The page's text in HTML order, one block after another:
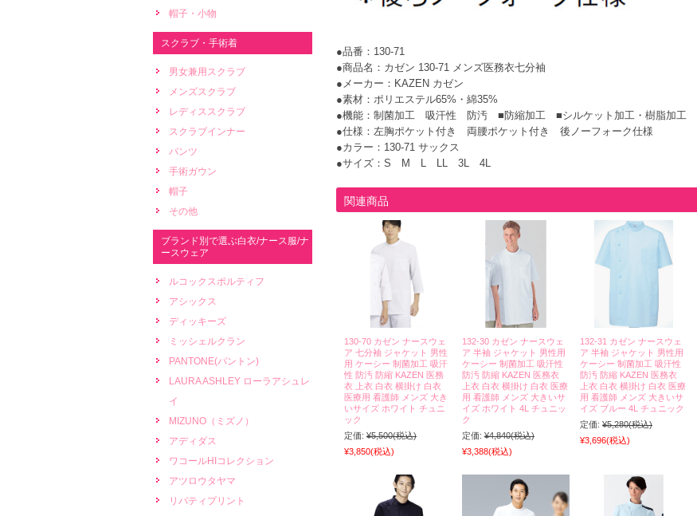
●品番：130-71
●商品名：カゼン 130-71 メンズ医務衣七分袖
●メーカー：KAZEN カゼン
●素材：ポリエステル65%・綿35%
●機能：制菌加工 吸汗性 防汚 ■防縮加工 ■シルケット加工・樹脂加工
●仕様：左胸ポケット付き 両腰ポケット付き 後ノーフォーク仕様
●カラー：130-71 サックス
●サイズ：S M L LL 3L 4L
関連商品
130-70 カゼン ナースウェ
ア 七分袖 ジャケット 男性
用 ケーシー 制菌加工 吸汗
性 防汚 防縮 KAZEN 医務
衣 上衣 白衣 横掛け 白衣
医療用 看護師 メンズ 大き
いサイズ ホワイト チュニ
ック
定価: ¥5,500(税込)
¥3,850(税込)
132-30 カゼン ナースウェ
ア 半袖 ジャケット 男性用
ケーシー 制菌加工 吸汗性
防汚 防縮 KAZEN 医務衣
上衣 白衣 横掛け 白衣 医療
用 看護師 メンズ 大きいサ
イズ ホワイト 4L チュニッ
ク
定価: ¥4,840(税込)
¥3,388(税込)
132-31 カゼン ナースウェ
ア 半袖 ジャケット 男性用
ケーシー 制菌加工 吸汗性
防汚 防縮 KAZEN 医務衣
上衣 白衣 横掛け 白衣 医療
用 看護師 メンズ 大きいサ
イズ ブルー 4L チュニック
定価: ¥5,280(税込)
¥3,696(税込)
帽子・小物
スクラブ・手術着
男女兼用スクラブ
メンズスクラブ
レディススクラブ
スクラブインナー
パンツ
手術ガウン
帽子
その他
ブランド別で選ぶ白衣/ナース服/ナ
ースウェア
ルコックスポルティフ
アシックス
ディッキーズ
ミッシェルクラン
PANTONE(パントン)
LAURA ASHLEY ローラアシュレ
イ
MIZUNO（ミズノ）
アディダス
ワコールHIコレクション
アツロウタヤマ
リバティプリント